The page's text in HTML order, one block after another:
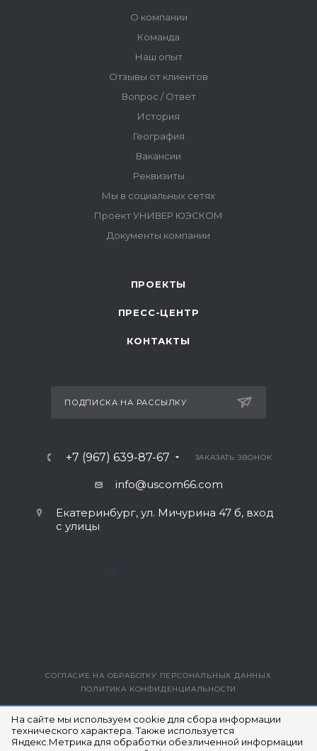
На сайте мы используем cookie для сбора информации
технического характера. Также используется
Яндекс.Метрика для обработки обезличенной информации
ПРОЕКТЫ
ПРЕСС-ЦЕНТР
КОНТАКТЫ
ПОДПИСКА НА РАССЫЛКУ
+7 (967) 639-87-67 ЗАКАЗАТЬ ЗВОНОК
info@uscom66.com
Екатеринбург, ул. Мичурина 47 б, вход
с улицы
>
ВЕРСИЯ ДЛЯ ПЕЧАТИ
СОГЛАСИЕ НА ОБРАБОТКУ ПЕРСОНАЛЬНЫХ ДАННЫХ
ПОЛИТИКА КОНФИДЕНЦИАЛЬНОСТИ
© 2014- 2026 ЮЭСКОМ